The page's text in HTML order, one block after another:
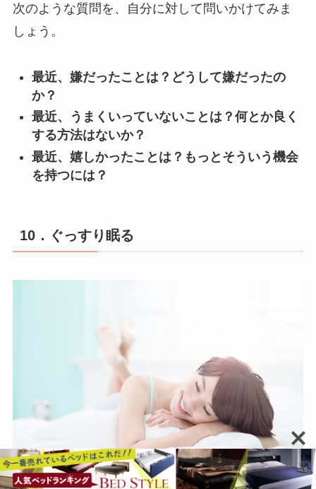
次のような質問を、自分に対して問いかけてみま
しょう。
最近、嫌だったことは？どうして嫌だったの
か？
最近、うまくいっていないことは？何とか良く
する方法はないか？
最近、嬉しかったことは？もっとそういう機会
を持つには？
10．ぐっすり眠る